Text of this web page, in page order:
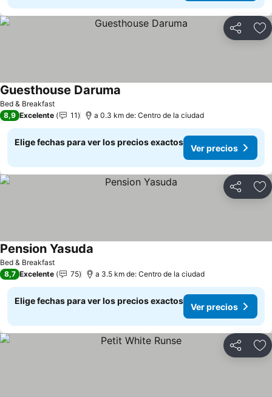
Compartir
Bed & Breakfast
Guesthouse Daruma
8,9 Excelente 11 a 0.3 km de: Centro de la ciudad
Elige fechas para ver los precios exactos
Ver precios
Compartir
Bed & Breakfast
Pension Yasuda
8,7 Excelente 75 a 3.5 km de: Centro de la ciudad
Elige fechas para ver los precios exactos
Ver precios
Compartir